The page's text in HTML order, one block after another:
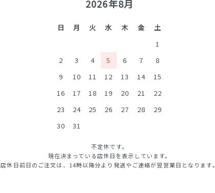
2026年8月
日 月 火 水 木 金
土
1
2
3 4 5 6 7
8
9
10 11 12 13 14
15
16
17 18 19 20 21
22
23
24 25 26 27 28
29
30
31
不定休です。
現在決まっている店休日を表示しています。
店休日前日のご注文は、14時以降分より発送やご連絡が翌営業日となります。